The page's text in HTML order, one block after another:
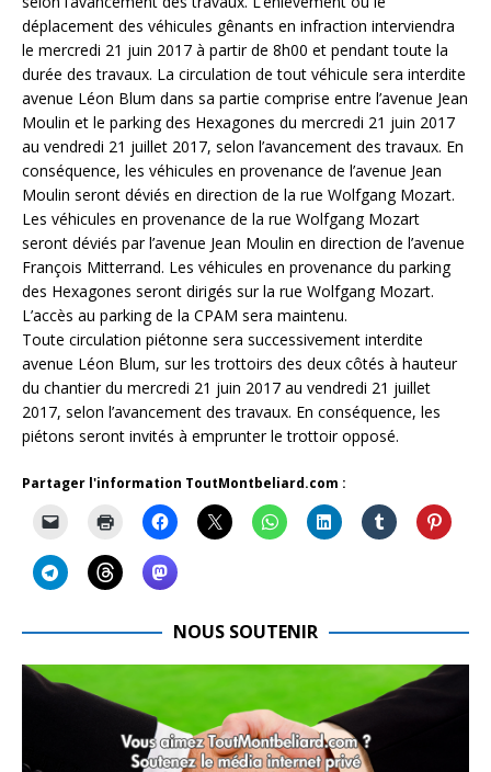
déplacement des véhicules gênants en infraction interviendra
le mercredi 21 juin 2017 à partir de 8h00 et pendant toute la
durée des travaux. La circulation de tout véhicule sera interdite
avenue Léon Blum dans sa partie comprise entre l’avenue Jean
Moulin et le parking des Hexagones du mercredi 21 juin 2017
au vendredi 21 juillet 2017, selon l’avancement des travaux. En
conséquence, les véhicules en provenance de l’avenue Jean
Moulin seront déviés en direction de la rue Wolfgang Mozart.
Les véhicules en provenance de la rue Wolfgang Mozart
seront déviés par l’avenue Jean Moulin en direction de l’avenue
François Mitterrand. Les véhicules en provenance du parking
des Hexagones seront dirigés sur la rue Wolfgang Mozart.
L’accès au parking de la CPAM sera maintenu.
Toute circulation piétonne sera successivement interdite
avenue Léon Blum, sur les trottoirs des deux côtés à hauteur
du chantier du mercredi 21 juin 2017 au vendredi 21 juillet
2017, selon l’avancement des travaux. En conséquence, les
piétons seront invités à emprunter le trottoir opposé.
Partager l'information ToutMontbeliard.com :
NOUS SOUTENIR